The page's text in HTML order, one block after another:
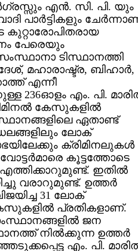
എന്‍. സി. പി. യും
പാര്‍ട്ടികളും
പേരെയും
ടിസ്ഥാനത്തി
മഹാരാഷ്ട്ര, ബിഹാര്‍,
എന്നീ
236ഓളം എം. പി.
കേസുകളില്‍
ഏതാണ്ട്‌
ലോക്‌
ക്രിമിനലുകള്‍
കൂട്ടത്തോടെ
ഇതില്‍
വരാറുമുണ്ട്‌. ഉത്തര്‍
31 ലോക്‌
പ്രതികളാണ്‌.
ജന
നില്‍ക്കുന്ന ഉത്തര്‍
എം. പി.